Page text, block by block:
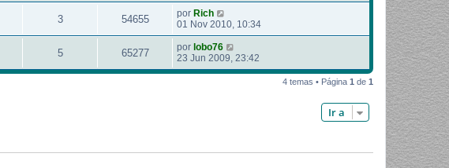
3 54655 por Rich
01 Nov 2010, 10:34
5 65277 por lobo76
23 Jun 2009, 23:42
4 temas • Página 1 de 1
Ir a